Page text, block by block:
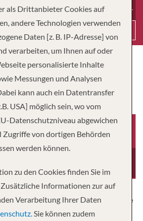
Besatzung
is ideal for wonderful cruises along the
picturesque islands and the coasts
als Drittanbieter Cookies auf
andere Technologien verwenden
Daten [z. B. IP-Adresse] von
verarbeiten, um Ihnen auf oder
personalisierte Inhalte
Messungen und Analysen
kann auch ein Datentransfer
USA] möglich sein, wo vom
Datenschutzniveau abgewichen
Zugriffe von dortigen Behörden
werden können.
zu den Cookies finden Sie im
Zusätzliche Informationen zur auf
Verarbeitung Ihrer Daten
Sie können zudem